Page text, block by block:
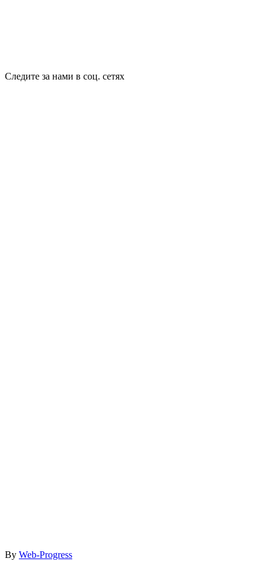
Следите за нами в соц. сетях
By Web-Progress